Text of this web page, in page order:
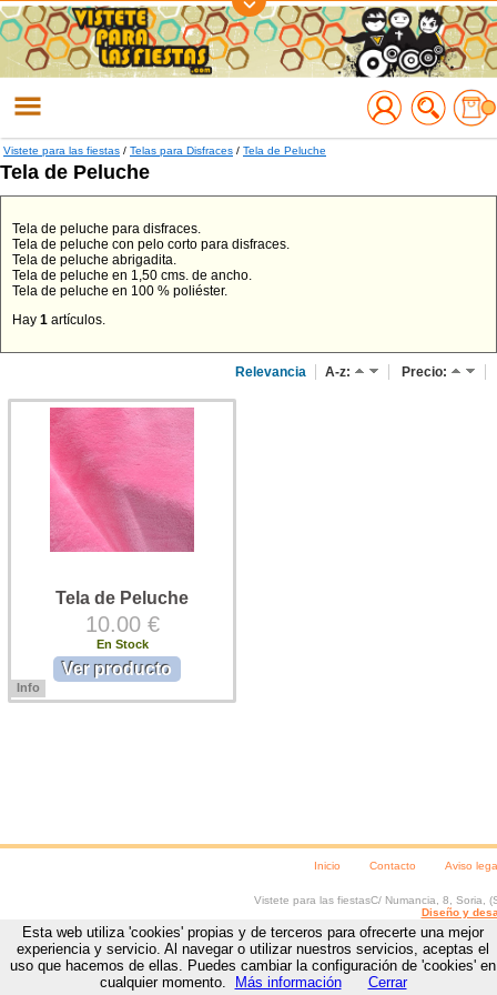
Regístrate
Accede
Vistete para las fiestas / Telas para Disfraces / Tela de Peluche
Tela de Peluche
Tela de peluche para disfraces.
Tela de peluche con pelo corto para disfraces.
Tela de peluche abrigadita.
Tela de peluche en 1,50 cms. de ancho.
Tela de peluche en 100 % poliéster.
Hay 1 artículos.
Relevancia A-z: Precio:
Tela de Peluche
10.00 €
En Stock
Ver producto
Info
Tela de peluche para disfraces.
Inicio Contacto Aviso
Vistete para las fiestasC/ Numancia, 8 Soria , (
Diseño y
Esta web utiliza 'cookies' propias y de terceros para ofrecerte una mejor
experiencia y servicio. Al navegar o utilizar nuestros servicios, aceptas el
uso que hacemos de ellas. Puedes cambiar la configuración de 'cookies' en
cualquier momento.
Más información Cerrar